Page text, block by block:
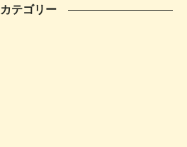
カテゴリー